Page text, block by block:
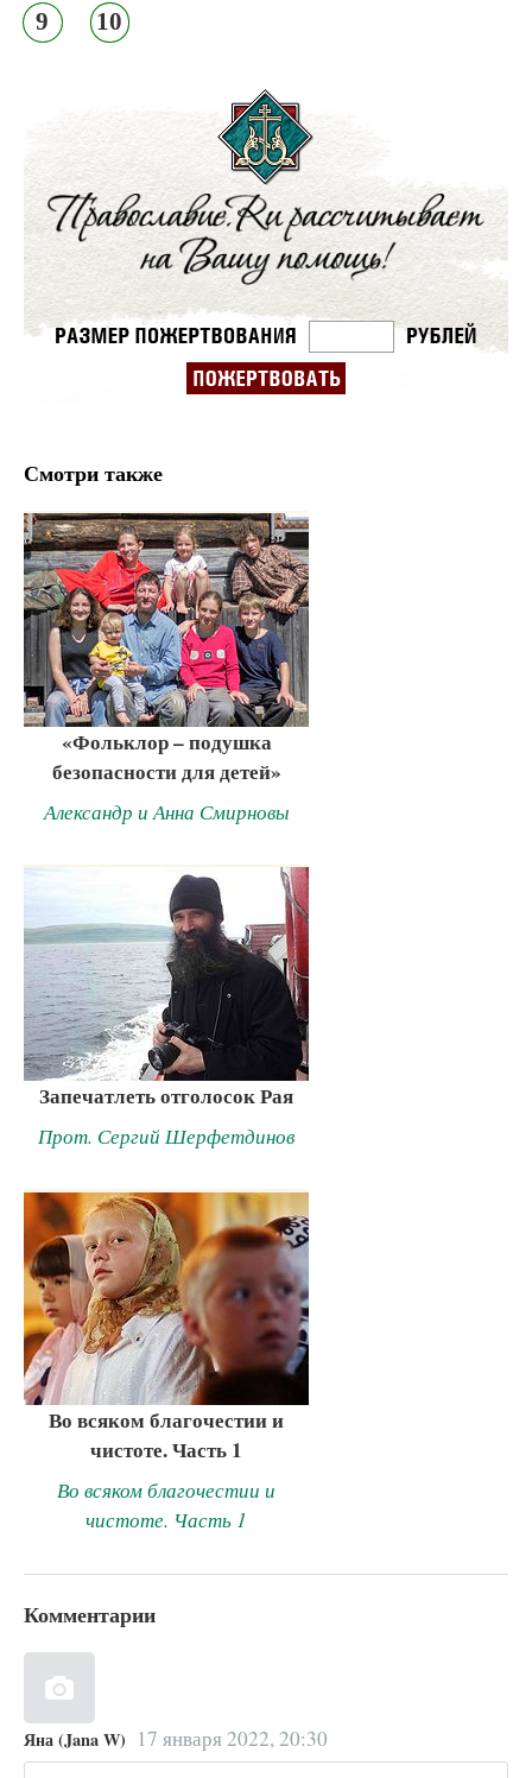
9 10
Смотри также
«Фольклор – подушка
безопасности для детей»
Александр и Анна Смирновы
Запечатлеть отголосок Рая
Прот. Сергий Шерфетдинов
Во всяком благочестии и
чистоте. Часть 1
Во всяком благочестии и
чистоте. Часть 1
Комментарии
Яна (Jana W) 17 января 2022, 20:30